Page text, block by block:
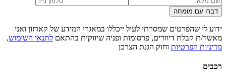
דברו עם מומחה
ידוע לי שהפרטים שמסרתי לעיל ייכללו במאגרי המידע של קארזון ואני
מאשר/ת קבלת דיוורים, פרסומות ופניה שיווקית בהתאם לתנאי השימוש,
מדיניות הפרטיות וחוק הגנת הצרכן
רכבים